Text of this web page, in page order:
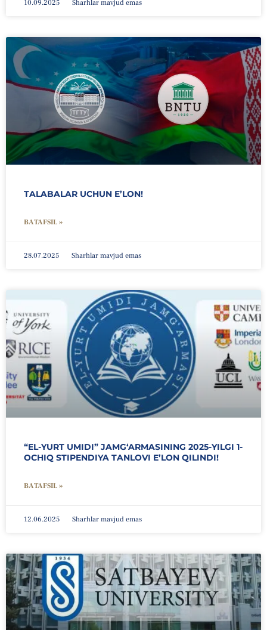
10.09.2025 Sharhlar mavjud emas
TALABALAR UCHUN E’LON!
BATAFSIL »
28.07.2025 Sharhlar mavjud emas
“EL-YURT UMIDI” JAMGʻARMASINING 2025-YILGI 1-
OCHIQ STIPENDIYA TANLOVI E’LON QILINDI!
BATAFSIL »
12.06.2025 Sharhlar mavjud emas